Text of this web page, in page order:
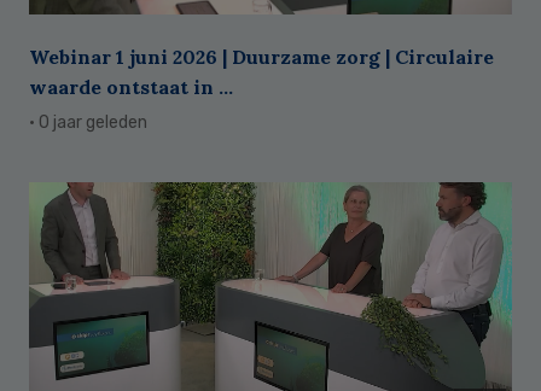
Webinar 1 juni 2026 | Duurzame zorg | Circulaire
waarde ontstaat in ...
· 0 jaar geleden